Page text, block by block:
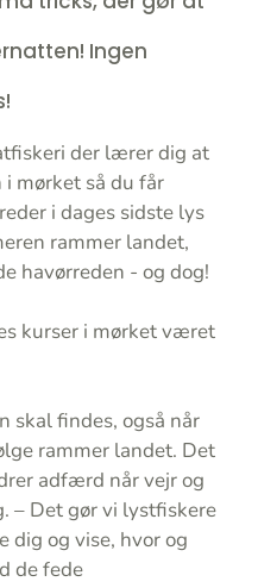
Ingen
der lærer dig at
mørket så du får
i dages sidste lys
rammer landet,
havørreden - og dog!
kurser i mørket været
skal findes, også når
rammer landet. Det
adfærd når vejr og
– Det gør vi lystfiskere
dig og vise, hvor og
de fede